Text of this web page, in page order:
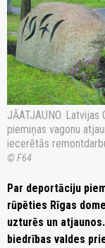
JĀATJAUNO.
piemiņas vagonu
iecerētās
© F64
Par deportāciju
rūpēties Rīgas
uzturēs un
biedrības valdes